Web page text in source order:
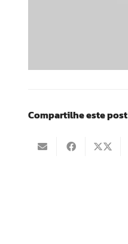
Compartilhe este post